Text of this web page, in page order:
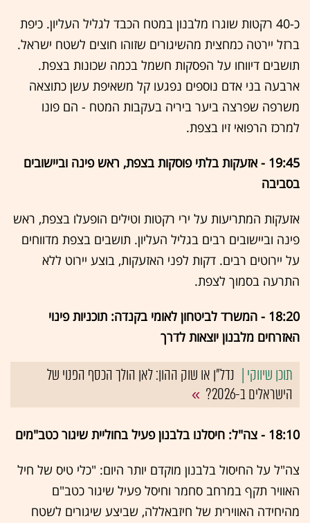
כ-40 רקטות שוגרו מלבנון במטח הכבד לגליל העליון. כיפת
ברזל יירטה כמחצית מהשיגורים שזוהו חוצים לשטח ישראל.
תושבים דיווחו על הפסקות חשמל בכמה שכונות בצפת.
ארבעה בני אדם נוספים נפגעו קל משאיפת עשן כתוצאה
משרפה שפרצה ביער ביריה בעקבות המטח - הם פונו
למרכז הרפואי זיו בצפת.
19:45 - אזעקות בלתי פוסקות בצפת, ראש פינה וביישובים
בסביבה
אזעקות המתריעות על ירי רקטות וטילים הופעלו בצפת, ראש
פינה וביישובים רבים בגליל העליון. תושבים בצפת מדווחים
על יירוטים רבים. דקות לפני האזעקות, בוצע יירוט ללא
התרעה בסמוך לצפת.
18:20 - המשרד לביטחון לאומי בקנדה: תוכניות פינוי
האזרחים מלבנון יוצאות לדרך
נדל"ן או שוק ההון: לאן הולך הכסף הפנוי של
הישראלים ב-2026?
18:10 - צה"ל: חיסלנו בלבנון פעיל בחוליית שיגור כטב"מים
צה"ל על החיסול בלבנון מוקדם יותר היום: "כלי טיס של חיל
האוויר תקף במרחב סחמר וחיסל פעיל שיגור כטב"ם
מהיחידה האווירית של חיזבאללה, שביצע שיגורים לשטח